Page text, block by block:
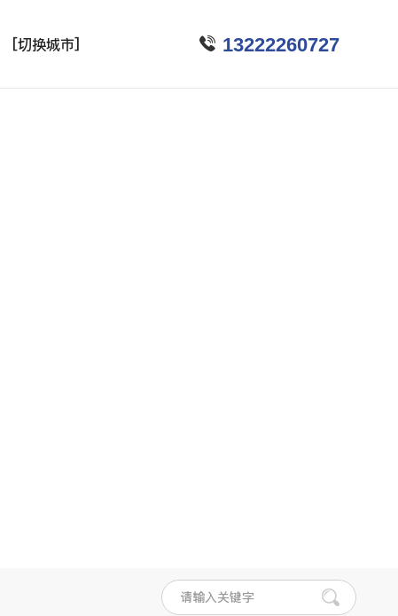
[切换城市]  13222260727